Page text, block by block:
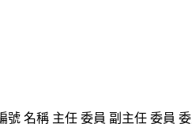
名稱 主任 委員 副主任 委員